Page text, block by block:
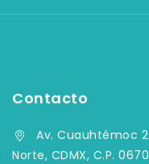
Contacto
Av. Cuauhtémoc
Norte, CDMX, C.P.